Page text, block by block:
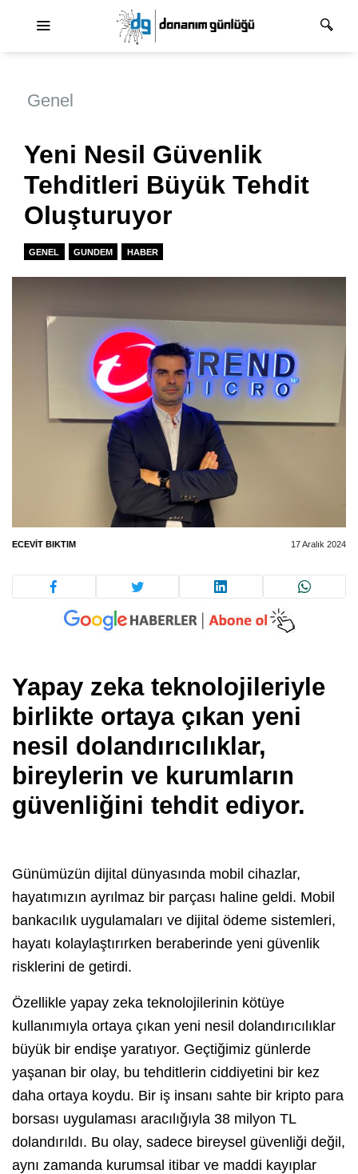
Genel
Yeni Nesil Güvenlik
Tehditleri Büyük Tehdit
Oluşturuyor
GENEL GUNDEM HABER
ECEVIT BIKTIM 17 Aralık 2024
Yapay zeka teknolojileriyle
birlikte ortaya çıkan yeni
nesil dolandırıcılıklar,
bireylerin ve kurumların
güvenliğini tehdit ediyor.
Günümüzün dijital dünyasında mobil cihazlar,
hayatımızın ayrılmaz bir parçası haline geldi. Mobil
bankacılık uygulamaları ve dijital ödeme sistemleri,
hayatı kolaylaştırırken beraberinde yeni güvenlik
risklerini de getirdi.
Özellikle yapay zeka teknolojilerinin kötüye
kullanımıyla ortaya çıkan yeni nesil dolandırıcılıklar
büyük bir endişe yaratıyor. Geçtiğimiz günlerde
yaşanan bir olay, bu tehditlerin ciddiyetini bir kez
daha ortaya koydu. Bir iş insanı sahte bir kripto para
borsası uygulaması aracılığıyla 38 milyon TL
dolandırıldı. Bu olay, sadece bireysel güvenliği değil,
aynı zamanda kurumsal itibar ve maddi kayıplar